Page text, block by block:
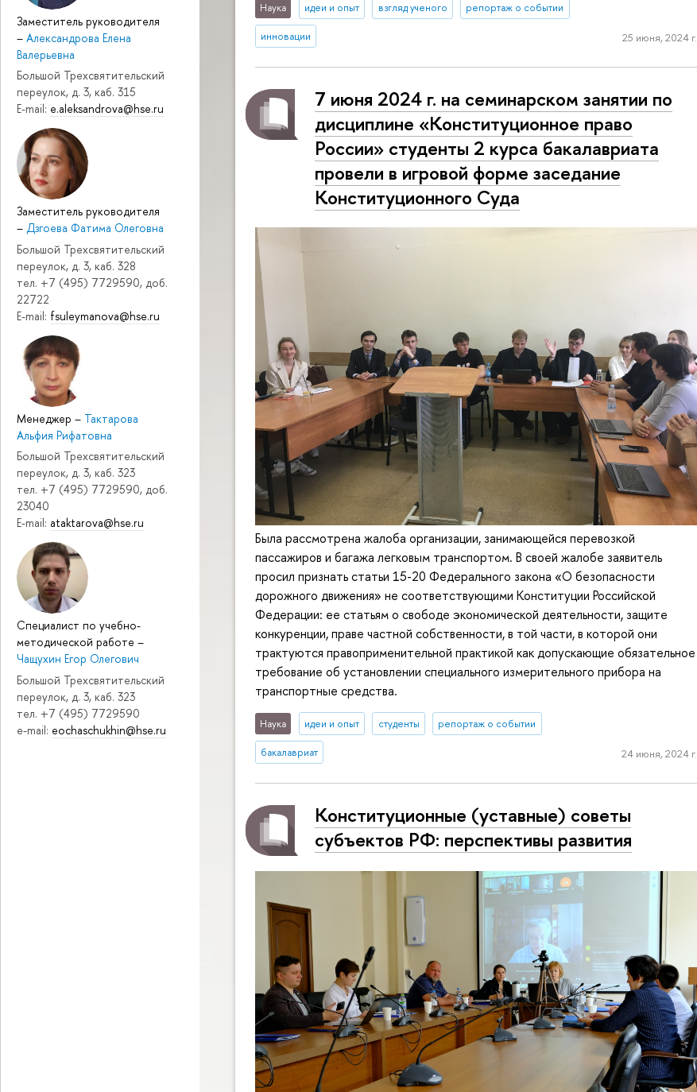
Заместитель руководителя
– Александрова Елена
Валерьевна
Большой Трехсвятительский
переулок, д. 3, каб. 315
E-mail: e.aleksandrova@hse.ru
Заместитель руководителя
– Дзгоева Фатима Олеговна
Большой Трехсвятительский
переулок, д. 3, каб. 328
тел. +7 (495) 7729590, доб.
22722
E-mail: fsuleymanova@hse.ru
Менеджер – Тактарова
Альфия Рифатовна
Большой Трехсвятительский
переулок, д. 3, каб. 323
тел. +7 (495) 7729590, доб.
23040
E-mail: ataktarova@hse.ru
Специалист по учебно-
методической работе –
Чащухин Егор Олегович
Большой Трехсвятительский
переулок, д. 3, каб. 323
тел. +7 (495) 7729590
e-mail: eochaschukhin@hse.ru
Наука идеи и опыт взгляд ученого репортаж о событии
инновации 25 июня, 2024 г.
7 июня 2024 г. на семинарском занятии по
дисциплине «Конституционное право
России» студенты 2 курса бакалавриата
провели в игровой форме заседание
Конституционного Суда
Была рассмотрена жалоба организации, занимающейся перевозкой
пассажиров и багажа легковым транспортом. В своей жалобе заявитель
просил признать статьи 15-20 Федерального закона «О безопасности
дорожного движения» не соответствующими Конституции Российской
Федерации: ее статьям о свободе экономической деятельности, защите
конкуренции, праве частной собственности, в той части, в которой они
трактуются правоприменительной практикой как допускающие обязательное
требование об установлении специального измерительного прибора на
транспортные средства.
Наука идеи и опыт студенты репортаж о событии
бакалавриат 24 июня, 2024 г.
Конституционные (уставные) советы
субъектов РФ: перспективы развития